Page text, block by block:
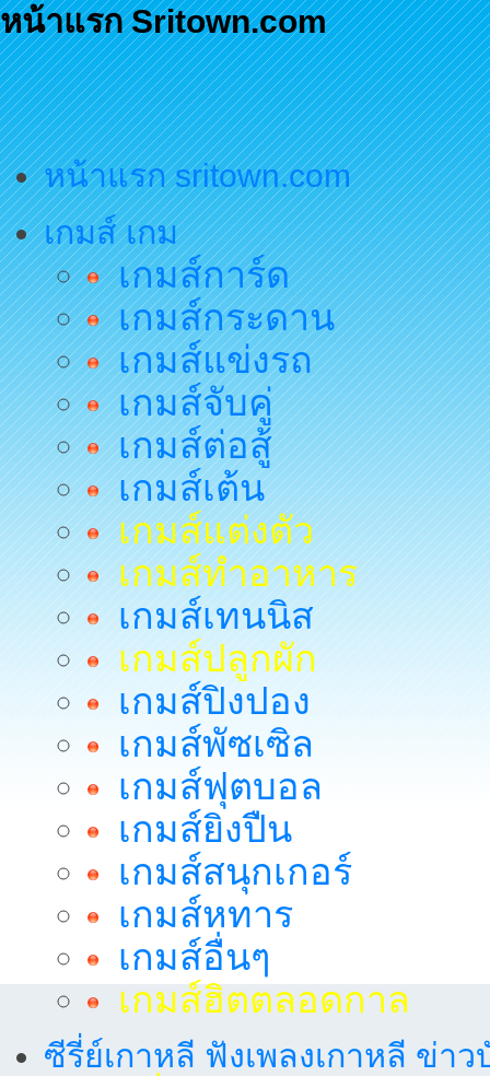
หน้าแรก Sritown.com
หน้าแรก sritown.com
เกมส์ เกม
เกมส์การ์ด
เกมส์กระดาน
เกมส์แข่งรถ
เกมส์จับคู่
เกมส์ต่อสู้
เกมส์เต้น
เกมส์แต่งตัว
เกมส์ทำอาหาร
เกมส์เทนนิส
เกมส์ปลูกผัก
เกมส์ปิงปอง
เกมส์พัซเซิล
เกมส์ฟุตบอล
เกมส์ยิงปืน
เกมส์สนุกเกอร์
เกมส์หทาร
เกมส์อื่นๆ
เกมส์ฮิตตลอดกาล
ซีรี่ย์เกาหลี ฟังเพลงเกาหลี ข่าว